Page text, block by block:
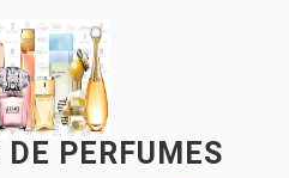
PERFUMES